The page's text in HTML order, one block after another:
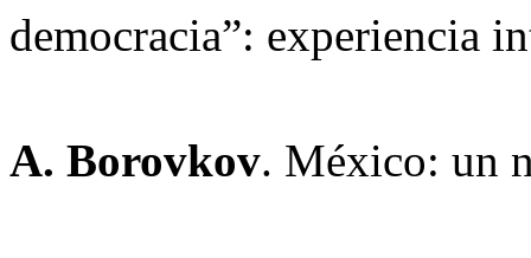
democracia”: experiencia
A. Borovkov. México: un